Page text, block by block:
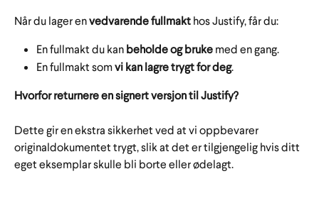
Når du lager en vedvarende fullmakt hos Justify, får du:
En fullmakt du kan beholde og bruke med en gang.
En fullmakt som vi kan lagre trygt for deg.
Hvorfor returnere en signert versjon til Justify?
Dette gir en ekstra sikkerhet ved at vi oppbevarer
originaldokumentet trygt, slik at det er tilgjengelig hvis ditt
eget eksemplar skulle bli borte eller ødelagt.